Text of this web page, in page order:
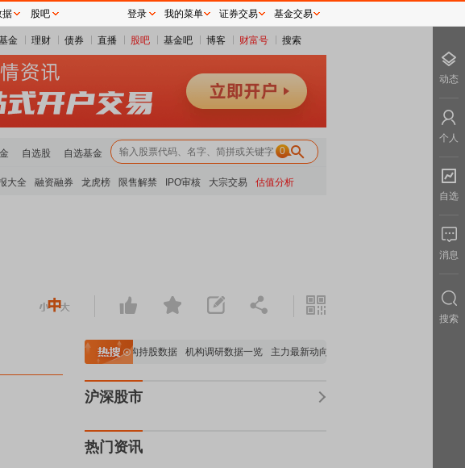
金 理财 债券 直播 股吧 基金吧 博客 财富号 搜索
自选股 自选基金 0
大全 融资融券 龙虎榜 限售解禁 IPO审核 大宗交易 估值分析
重要机构持股数据 机构调研数据一览 主力最新动向 上市公司限售股解禁一览
沪深股市
热门资讯
据 股吧 登录 我的菜单 证券交易 基金交易
动态
个人
自选
消息
搜索